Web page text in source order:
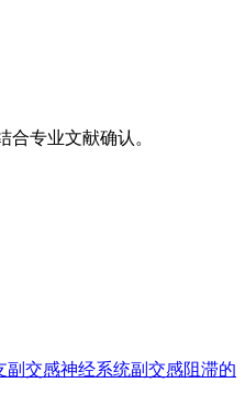
专业文献确认。
副交感神经系统副交感阻滞的